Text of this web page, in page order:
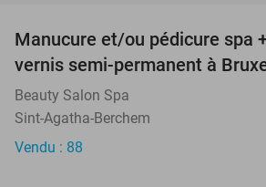
Manucure et/ou pédicure spa
vernis semi-permanent à
Beauty Salon Spa
Sint-Agatha-Berchem
Vendu : 88